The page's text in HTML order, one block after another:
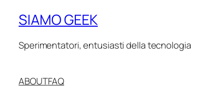
SIAMO GEEK
Sperimentatori, entusiasti della tecnologia
ABOUTFAQ